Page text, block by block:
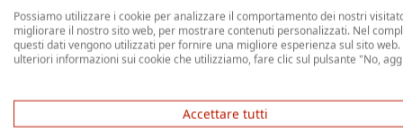
Possiamo utilizzare i cookie per analizzare il comportamento dei nostri
migliorare il nostro sito web, per mostrare contenuti personalizzati. Nel
questi dati vengono utilizzati per fornire una migliore esperienza sul sito web.
ulteriori informazioni sui cookie che utilizziamo, fare clic sul pulsante "No,
Accettare tutti